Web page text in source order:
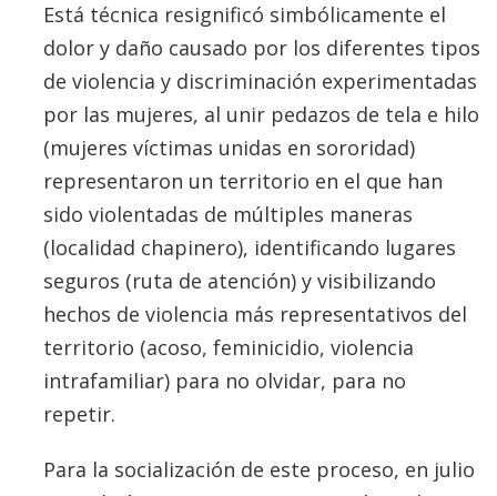
Está técnica resignificó simbólicamente el
dolor y daño causado por los diferentes tipos
de violencia y discriminación experimentadas
por las mujeres, al unir pedazos de tela e hilo
(mujeres víctimas unidas en sororidad)
representaron un territorio en el que han
sido violentadas de múltiples maneras
(localidad chapinero), identificando lugares
seguros (ruta de atención) y visibilizando
hechos de violencia más representativos del
territorio (acoso, feminicidio, violencia
intrafamiliar) para no olvidar, para no
repetir.
Para la socialización de este proceso, en julio